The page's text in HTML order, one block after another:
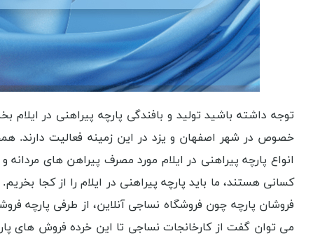
توجه داشته باشید تولید و بافندگی پارچه پیراهنی در
خصوص در شهر اصفهان و یزد در این زمینه فعالیت دارند.
انواع پارچه پیراهنی در ایلام مورد مصرف پیراهن های
کسانی هستند، ما باید پارچه پیراهنی در ایلام را از کجا
فروشان پارچه چون فروشگاه نساجی آنلاین، از طرفی پارچه
می توان گفت از کارخانجات نساجی تا این خرده فروش های